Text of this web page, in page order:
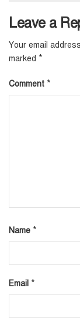
Leave a
Your email
marked *
Comment *
Name *
Email *